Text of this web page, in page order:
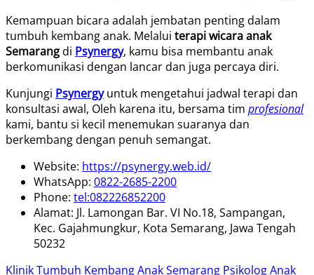
Kemampuan bicara adalah jembatan penting dalam
tumbuh kembang anak. Melalui terapi wicara anak
Semarangdi Psynergy, kamu bisa membantu anak
berkomunikasi dengan lancar dan juga percaya diri.
Kunjungi Psynergyuntuk mengetahui jadwal terapi dan
konsultasi awal, Oleh karena itu, bersama tim profesional
kami, bantu si kecil menemukan suaranya dan
berkembang dengan penuh semangat.
Website: https://psynergy.web.id/
WhatsApp: 0822-2685-2200
Phone: tel:082226852200
Alamat: Jl. Lamongan Bar. VI No.18, Sampangan,
Kec. Gajahmungkur, Kota Semarang, Jawa Tengah
50232
Klinik Tumbuh Kembang Anak Semarang Psikolog Anak